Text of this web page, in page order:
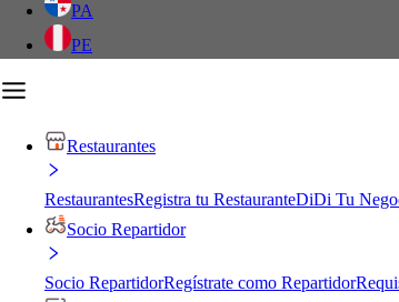
PA
PE
Restaurantes
RestaurantesRegistra tu RestauranteDiDi Tu
Socio Repartidor
Socio RepartidorRegístrate como Repartidor